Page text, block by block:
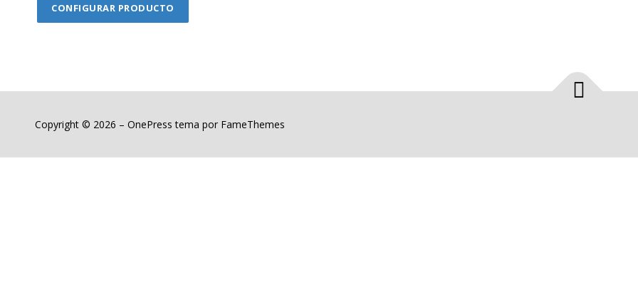
CONFIGURAR PRODUCTO
Copyright © 2026 – OnePress tema por FameThemes